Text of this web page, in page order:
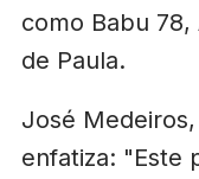
como Babu 78,
de Paula.
José
enfatiza: "Este